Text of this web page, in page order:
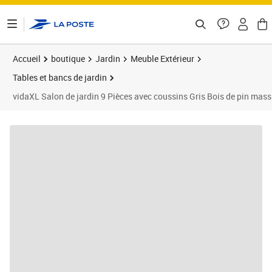
Accueil boutique Jardin
Meuble Extérieur
Tables et bancs de jardin
vidaXL Salon de jardin 9 Pièces avec coussins Gris Bois de pin